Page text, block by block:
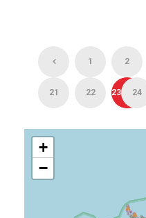
1 2
21 22 23 24
+
−